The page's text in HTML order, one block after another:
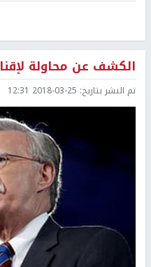
الكشف عن محاولة
تم النشر بتاريخ: 2018-03-25 12:31